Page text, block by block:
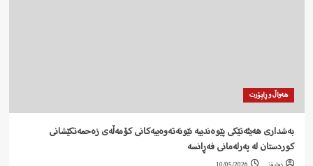
هەواڵ و ڕاپۆرت
بەشداری هەیئەتێکی پێوەندییە نێونەتەوەییەکانی کۆمەڵەی زەحمەتکێشانی
کوردستان لە پەرلەمانی فەڕانسە